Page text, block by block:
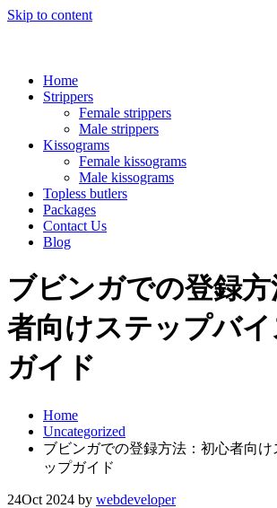
Skip to content
Home
Strippers
Female strippers
Male strippers
Kissograms
Female kissograms
Male kissograms
Topless butlers
Packages
Contact Us
Blog
ブビンガでの登録
者向けステップバ
ガイド
Home
Uncategorized
ブビンガでの登録方法：初心者向
ップガイド
24Oct 2024 by webdeveloper